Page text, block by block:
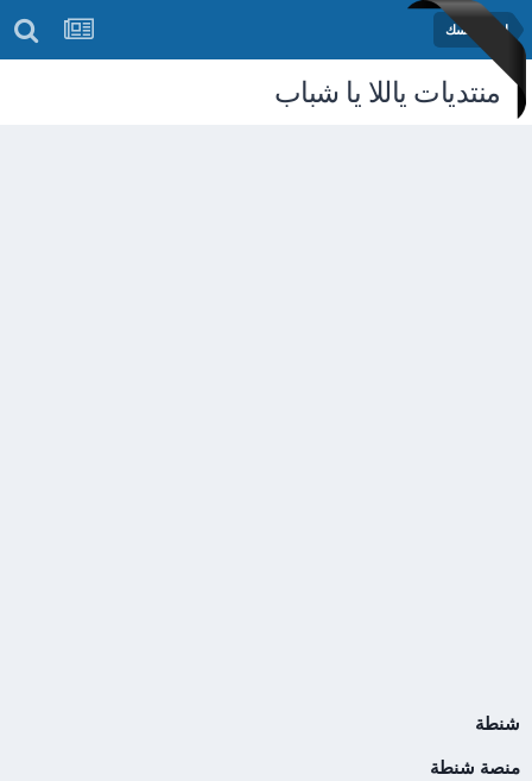
اختبر نفسك
منتديات ياللا يا شباب
شنطة
منصة شنطة